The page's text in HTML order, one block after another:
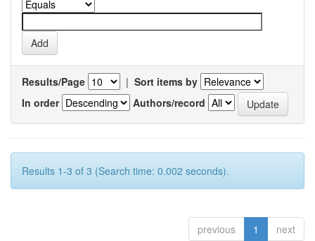
Results/Page | Sort items by
In order
Authors/record
Results 1-3 of 3 (Search time: 0.002 seconds).
previous 1 next